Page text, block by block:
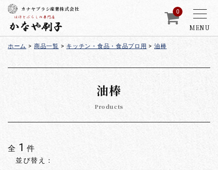
MENU
カナヤブラシ産業株式会社 0
ホーム > 商品一覧 > キッチン・食品・食品プロ用 > 油棒
油棒
Products
全 1 件
並び替え：